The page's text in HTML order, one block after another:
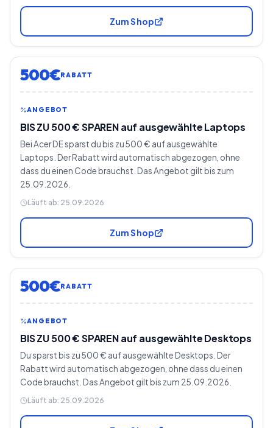
Zum Shop
500€RABATT
ANGEBOT
BIS ZU 500 € SPAREN auf ausgewählte Laptops
Bei Acer DE sparst du bis zu 500 € auf ausgewählte
Laptops. Der Rabatt wird automatisch abgezogen, ohne
dass du einen Code brauchst. Das Angebot gilt bis zum
25.09.2026.
Läuft ab: 25.09.2026
Zum Shop
500€RABATT
ANGEBOT
BIS ZU 500 € SPAREN auf ausgewählte Desktops
Du sparst bis zu 500 € auf ausgewählte Desktops. Der
Rabatt wird automatisch abgezogen, ohne dass du einen
Code brauchst. Das Angebot gilt bis zum 25.09.2026.
Läuft ab: 25.09.2026